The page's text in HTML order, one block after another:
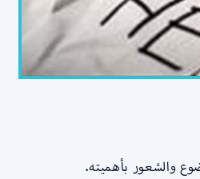
والشعور بأهميته.